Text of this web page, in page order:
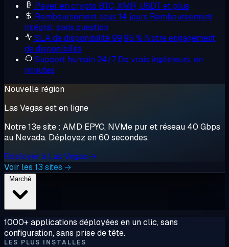
Payer en crypto BTC, XMR, USDT et plus
Remboursement sous 14 jours Remboursement
intégral, sans question
SLA de disponibilité 99,95 % Notre engagement
de disponibilité
Support humain 24/7 De vrais ingénieurs, en
minutes
Nouvelle région
Las Vegas est en ligne
Notre 13e site : AMD EPYC, NVMe pur et réseau 40 Gbps
au Nevada. Déployez en 60 secondes.
Déployer à Las Vegas →
Voir les 13 sites →
1000+ applications déployées en un clic, sans
configuration, sans prise de tête.
LES PLUS INSTALLÉS